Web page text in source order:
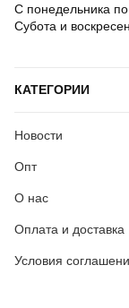
С понедельника
Субота и
КАТЕГОРИИ
Новости
Опт
О нас
Оплата и доставка
Условия